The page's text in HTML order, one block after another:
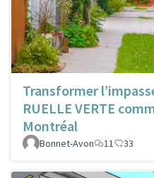
Transformer
RUELLE VERTE
Montréal
Bonnet-Avon 11 33